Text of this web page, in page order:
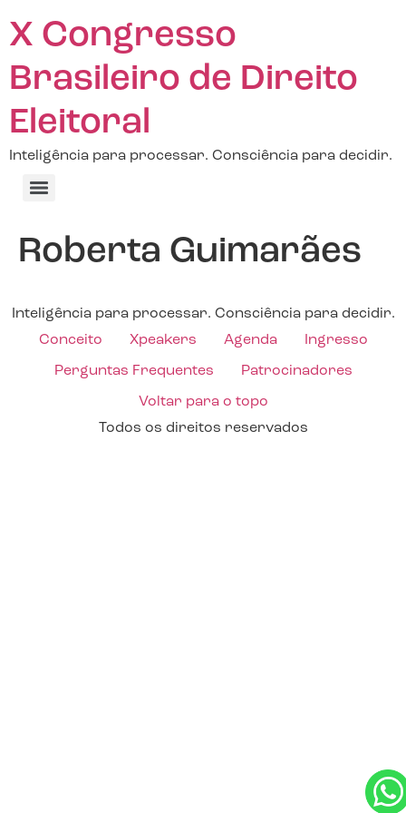
X Congresso
Brasileiro de Direito
Eleitoral
Inteligência para processar. Consciência para decidir.
Roberta Guimarães
Inteligência para processar. Consciência para decidir.
Conceito
Xpeakers Agenda Ingresso
Perguntas Frequentes Patrocinadores
Voltar para o topo
Todos os direitos reservados